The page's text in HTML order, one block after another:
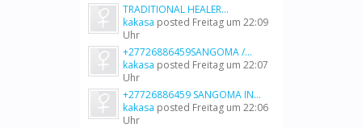
TRADITIONAL HEALER...
kakasa posted Freitag um 22:09
Uhr
+27726886459SANGOMA /...
kakasa posted Freitag um 22:07
Uhr
+27726886459 SANGOMA IN...
kakasa posted Freitag um 22:06
Uhr